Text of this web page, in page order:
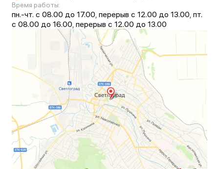
Время работы:
пн.-чт. с 08.00 до 17.00, перерыв с 12.00 до 13.00, пт.
с 08.00 до 16.00, перерыв с 12.00 до 13.00